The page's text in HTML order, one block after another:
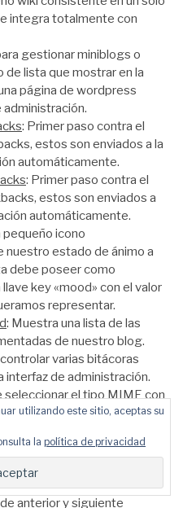
integra totalmente con
gestionar miniblogs o
de lista que mostrar en la
página de wordpress
: Primer paso contra el
estos son enviados a la
automáticamente.
: Primer paso contra el
estos son enviados a
automáticamente.
pequeño icono
estado de ánimo a
debe poseer como
key «mood» con el valor
representar.
: Muestra una lista de las
de nuestro blog.
varias bitácoras
interfaz de administración.
seleccionar el tipo MIME con
en WordPress.
IMG: Permite sustituir los
anterior y siguiente
utilizando este sitio, aceptas su
la política de privacidad